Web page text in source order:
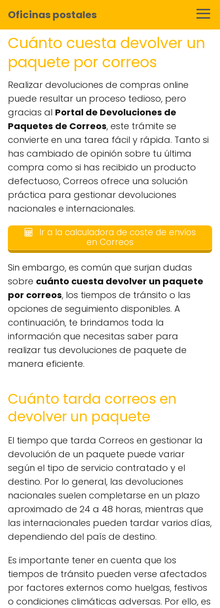
Oficinas postales
Cuánto cuesta devolver un
paquete por correos
Realizar devoluciones de compras online
puede resultar un proceso tedioso, pero
gracias al Portal de Devoluciones de
Paquetes de Correos, este trámite se
convierte en una tarea fácil y rápida. Tanto si
has cambiado de opinión sobre tu última
compra como si has recibido un producto
defectuoso, Correos ofrece una solución
práctica para gestionar devoluciones
nacionales e internacionales.
Ir a la calculadora de coste de envíos
en Correos
Sin embargo, es común que surjan dudas
sobre cuánto cuesta devolver un paquete
por correos, los tiempos de tránsito o las
opciones de seguimiento disponibles. A
continuación, te brindamos toda la
información que necesitas saber para
realizar tus devoluciones de paquete de
manera eficiente.
Cuánto tarda correos en
devolver un paquete
El tiempo que tarda Correos en gestionar la
devolución de un paquete puede variar
según el tipo de servicio contratado y el
destino. Por lo general, las devoluciones
nacionales suelen completarse en un plazo
aproximado de 24 a 48 horas, mientras que
las internacionales pueden tardar varios días,
dependiendo del país de destino.
Es importante tener en cuenta que los
tiempos de tránsito pueden verse afectados
por factores externos como huelgas, festivos
o condiciones climáticas adversas. Por ello, es